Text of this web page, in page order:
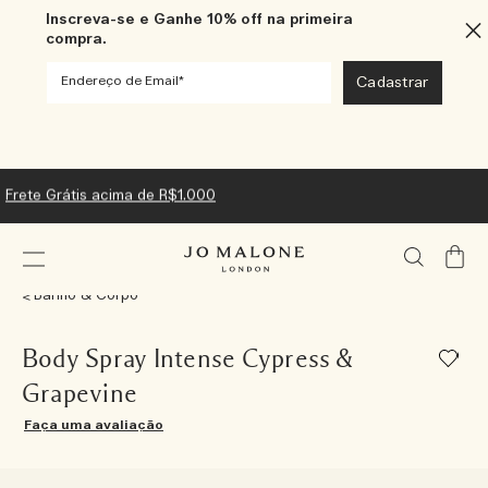
Inscreva-se e Ganhe 10% off na primeira
compra.
Frete Grátis acima de R$1.000
Meu
Banho & Corpo
Body Spray Intense Cypress &
Grapevine
Faça uma avaliação